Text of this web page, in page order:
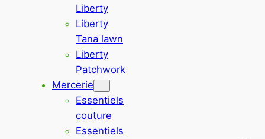
Liberty
Liberty
Tana lawn
Liberty
Patchwork
Mercerie
Essentiels
couture
Essentiels